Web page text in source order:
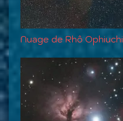
Nuage de Rhô Ophiuchi